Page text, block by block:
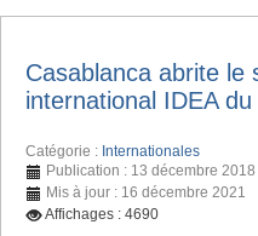
Casablanca abrite le
international IDEA
Catégorie : Internationales
Publication : 13 décembre 2018
Mis à jour : 16 décembre 2021
Affichages : 4690